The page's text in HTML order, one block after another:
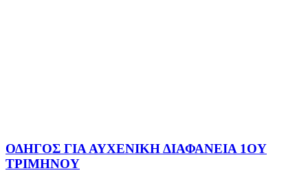
ΟΔΗΓΟΣ ΓΙΑ ΑΥΧΕΝΙΚΗ ΔΙΑΦΑΝΕΙΑ 1ΟΥ
ΤΡΙΜΗΝΟΥ